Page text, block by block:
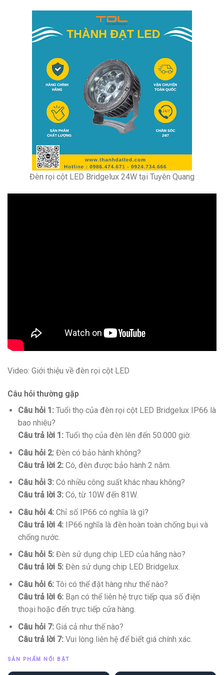
Đèn rọi cột LED Bridgelux 24W tại Tuyên Quang
Video: Giới thiệu về đèn rọi cột LED
Câu hỏi thường gặp
Câu hỏi 1:Tuổi thọ của đèn rọi cột LED Bridgelux IP66 là
bao nhiêu?
Câu trả lời 1:Tuổi thọ của đèn lên đến 50.000 giờ.
Câu hỏi 2:Đèn có bảo hành không?
Câu trả lời 2:Có, đèn được bảo hành 2 năm.
Câu hỏi 3:Có nhiều công suất khác nhau không?
Câu trả lời 3:Có, từ 10W đến 81W.
Câu hỏi 4:Chỉ số IP66 có nghĩa là gì?
Câu trả lời 4:IP66 nghĩa là đèn hoàn toàn chống bụi và
chống nước.
Câu hỏi 5:Đèn sử dụng chip LED của hãng nào?
Câu trả lời 5:Đèn sử dụng chip LED Bridgelux.
Câu hỏi 6:Tôi có thể đặt hàng như thế nào?
Câu trả lời 6:Bạn có thể liên hệ trực tiếp qua số điện
thoại hoặc đến trực tiếp cửa hàng.
Câu hỏi 7:Giá cả như thế nào?
Câu trả lời 7:Vui lòng liên hệ để biết giá chính xác.
SẢN PHẨM NỔI BẬT